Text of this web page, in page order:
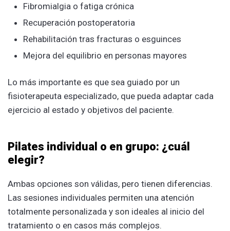
Fibromialgia o fatiga crónica
Recuperación postoperatoria
Rehabilitación tras fracturas o esguinces
Mejora del equilibrio en personas mayores
Lo más importante es que sea guiado por un
fisioterapeuta especializado, que pueda adaptar cada
ejercicio al estado y objetivos del paciente.
Pilates individual o en grupo: ¿cuál
elegir?
Ambas opciones son válidas, pero tienen diferencias.
Las sesiones individuales permiten una atención
totalmente personalizada y son ideales al inicio del
tratamiento o en casos más complejos.